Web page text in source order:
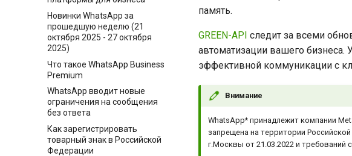
Новинки WhatsApp за
прошедшую неделю (21
октября 2025 - 27 октября
2025)
Что такое WhatsApp Business
Premium
WhatsApp вводит новые
ограничения на сообщения
без ответа
Как зарегистрировать
товарный знак в Российской
Федерации
память.
GREEN-API cледит за всеми
автоматизации вашего бизнеса.
эффективной коммуникации с
Внимание
WhatsApp* принадлежит компании
запрещена на территории
г.Москвы от 21.03.2022 и требований